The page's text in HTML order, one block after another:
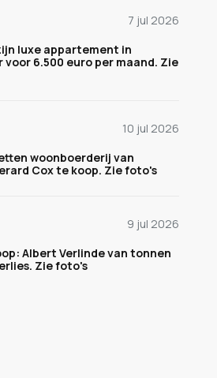
7 jul 2026
luxe appartement in
6.500 euro per maand. Zie
10 jul 2026
woonboerderij van
Cox te koop. Zie foto's
9 jul 2026
Albert Verlinde van tonnen
Zie foto's